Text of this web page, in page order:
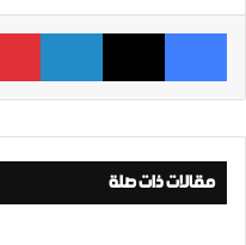
فيسبوك ‫X لينكدإن
مقالات ذات صلة